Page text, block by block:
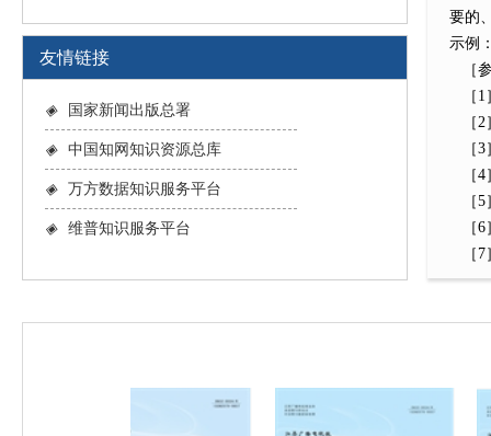
要的
示例
［
［1
［2
［3
［4
［5
［6
［7
友情链接
◈ 国家新闻出版总署
◈ 中国知网知识资源总库
◈ 万方数据知识服务平台
◈ 维普知识服务平台